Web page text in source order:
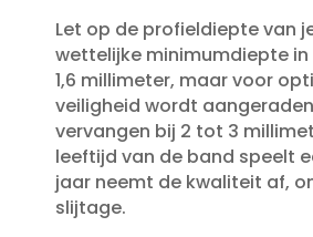
Let op de profieldiepte van
wettelijke minimumdiepte in
1,6 millimeter, maar voor
veiligheid wordt
vervangen bij 2 tot 3
leeftijd van de band speelt
jaar neemt de kwaliteit af,
slijtage.​